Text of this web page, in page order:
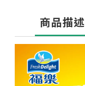
商品描述